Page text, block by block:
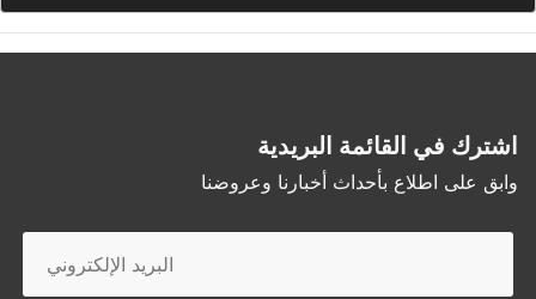
اشترك في القائمة البريدية
وابق على اطلاع بأحداث أخبارنا وعروضنا